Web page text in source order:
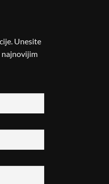
Unesite
najnovijim